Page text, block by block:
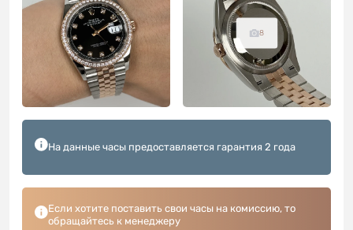
8
На данные часы предоставляется гарантия 2 года
Если хотите поставить свои часы на комиссию, то
обращайтесь к менеджеру